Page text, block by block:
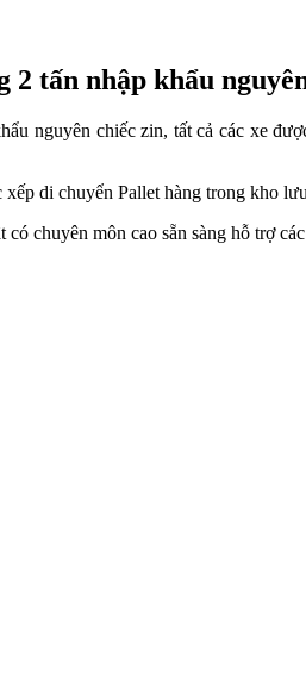
tấn nhập khẩu
nguyên chiếc zin, tất cả các xe
di chuyển Pallet hàng trong kho
chuyên môn cao sẵn sàng hỗ trợ